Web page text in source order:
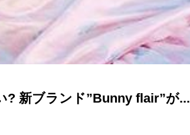
? 新ブランド”Bunny flair”が...